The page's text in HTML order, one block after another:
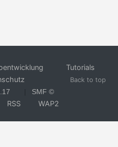
Tutorials
Back to top
SMF ©
RSS WAP2